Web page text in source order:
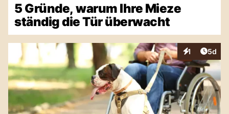
5 Gründe, warum Ihre Mieze
ständig die Tür überwacht
1
Interaktionen
5d